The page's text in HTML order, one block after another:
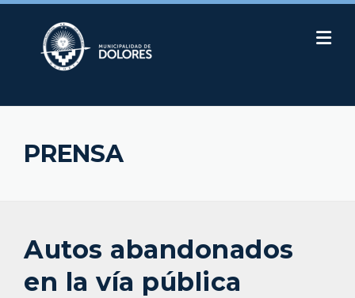
Skip
PRENSA
Autos abandonados
en la vía pública